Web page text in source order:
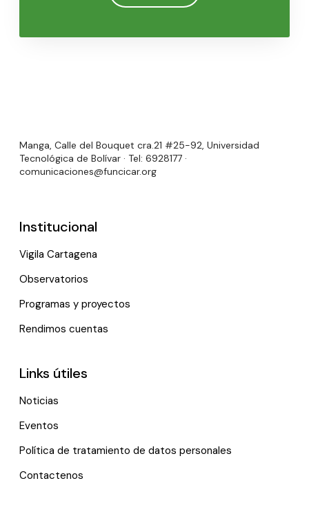
Manga, Calle del Bouquet cra.21 #25-92, Universidad
Tecnológica de Bolívar · Tel: 6928177 ·
comunicaciones@funcicar.org
Institucional
Vigila Cartagena
Observatorios
Programas y proyectos
Rendimos cuentas
Links útiles
Noticias
Eventos
Política de tratamiento de datos personales
Contactenos